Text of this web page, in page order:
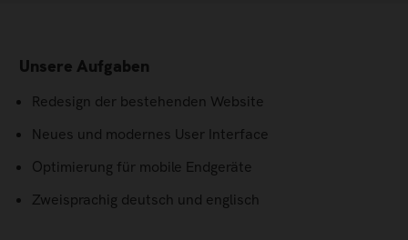
Unsere Aufgaben
Redesign der bestehenden Website
Neues und modernes User Interface
Optimierung für mobile Endgeräte
Zweisprachig deutsch und englisch